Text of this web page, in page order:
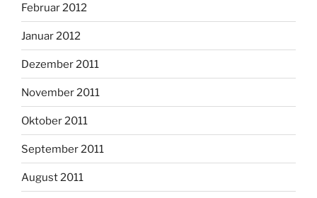
Februar 2012
Januar 2012
Dezember 2011
November 2011
Oktober 2011
September 2011
August 2011